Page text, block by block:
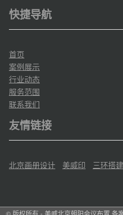
快捷导航
首页
案例展示
行业动态
服务范围
联系我们
友情链接
北京画册设计 美威印 三环搭建